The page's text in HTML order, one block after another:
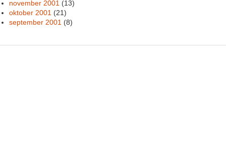
november 2001 (13)
oktober 2001 (21)
september 2001 (8)